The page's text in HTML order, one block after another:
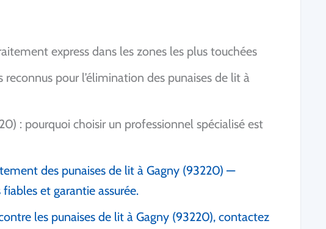
express dans les zones les plus touchées
reconnus pour l’élimination des punaises de lit à
: pourquoi choisir un professionnel spécialisé est
des punaises de lit à Gagny (93220) —
et garantie assurée.
les punaises de lit à Gagny (93220), contactez